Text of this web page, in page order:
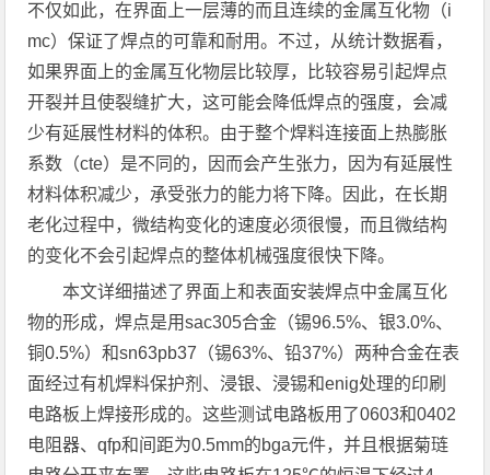
不仅如此，在界面上一层薄的而且连续的金属互化物（i
mc）保证了焊点的可靠和耐用。不过，从统计数据看，
如果界面上的金属互化物层比较厚，比较容易引起焊点
开裂并且使裂缝扩大，这可能会降低焊点的强度，会减
少有延展性材料的体积。由于整个焊料连接面上热膨胀
系数（cte）是不同的，因而会产生张力，因为有延展性
材料体积减少，承受张力的能力将下降。因此，在长期
老化过程中，微结构变化的速度必须很慢，而且微结构
的变化不会引起焊点的整体机械强度很快下降。
本文详细描述了界面上和表面安装焊点中金属互化
物的形成，焊点是用sac305合金（锡96.5%、银3.0%、
铜0.5%）和sn63pb37（锡63%、铅37%）两种合金在表
面经过有机焊料保护剂、浸银、浸锡和enig处理的印刷
电路板上焊接形成的。这些测试电路板用了0603和0402
电阻器、qfp和间距为0.5mm的bga元件，并且根据菊琏